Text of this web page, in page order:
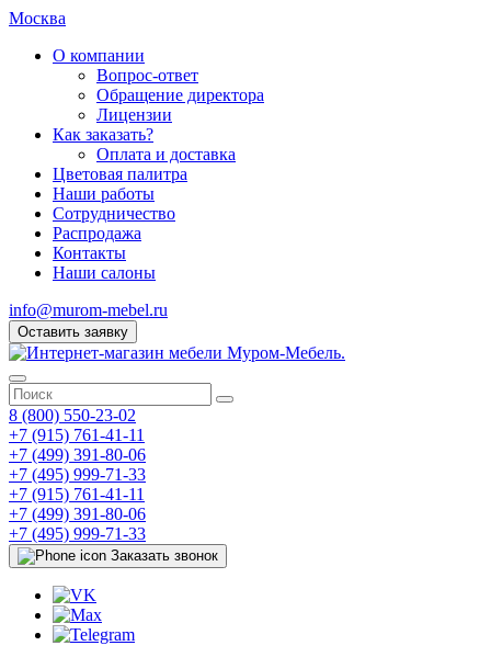
Москва
О компании
Вопрос-ответ
Обращение директора
Лицензии
Как заказать?
Оплата и доставка
Цветовая палитра
Наши работы
Сотрудничество
Распродажа
Контакты
Наши салоны
info@murom-mebel.ru
Оставить заявку
8 (800) 550-23-02
+7 (915) 761-41-11
+7 (499) 391-80-06
+7 (495) 999-71-33
+7 (915) 761-41-11
+7 (499) 391-80-06
+7 (495) 999-71-33
Заказать звонок